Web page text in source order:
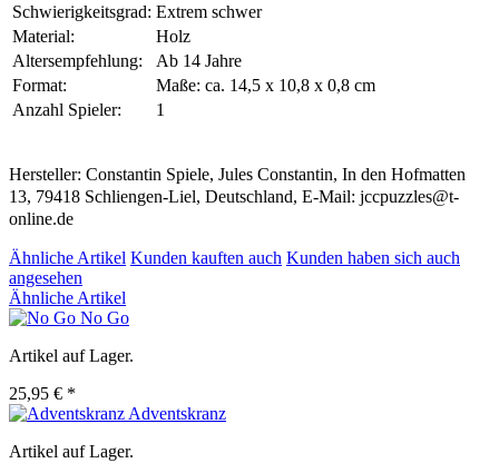
Schwierigkeitsgrad: Extrem schwer
Material:
Holz
Altersempfehlung:
Ab 14 Jahre
Format:
Maße: ca. 14,5 x 10,8 x 0,8 cm
Anzahl Spieler:
1
Hersteller: Constantin Spiele, Jules Constantin, In den Hofmatten
13, 79418 Schliengen-Liel, Deutschland, E-Mail: jccpuzzles@t-
online.de
Ähnliche Artikel Kunden kauften auch Kunden haben sich auch
angesehen
Ähnliche Artikel
No Go
Artikel auf Lager.
25,95 € *
Adventskranz
Artikel auf Lager.